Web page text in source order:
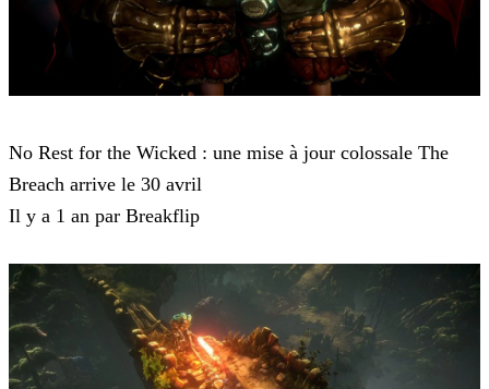
No Rest for the Wicked : une mise à jour colossale The
Breach arrive le 30 avril
Il y a 1 an par Breakflip